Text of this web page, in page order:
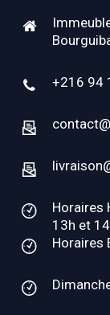
+216 94
Horaires
13h et
Horaires